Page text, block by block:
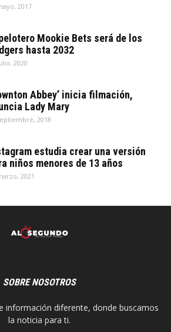
2017
Mookie Bets será de los
hasta 2032
2020
Abbey’ inicia filmación,
Lady Mary
2018
estudia crear una versión
niños menores de 13 años
2021
SOBRE NOSOTROS
información diferente, donde buscamos
la noticia para ti.